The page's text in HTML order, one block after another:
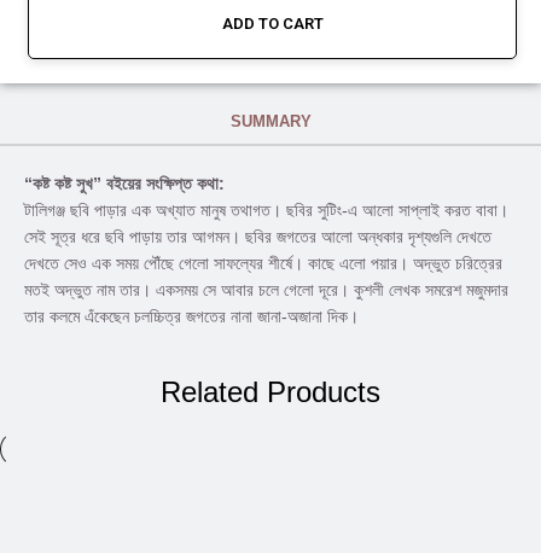
ADD TO CART
SUMMARY
“কষ্ট কষ্ট সুখ” বইয়ের সংক্ষিপ্ত কথা:
টালিগঞ্জ ছবি পাড়ার এক অখ্যাত মানুষ তথাগত। ছবির সুটিং-এ আলো সাপ্লাই করত বাবা।
সেই সূত্র ধরে ছবি পাড়ায় তার আগমন। ছবির জগতের আলো অন্ধকার দৃশ্যগুলি দেখতে
দেখতে সেও এক সময় পৌঁছে গেলো সাফল্যের শীর্ষে। কাছে এলো পয়ার। অদ্ভুত চরিত্রের
মতই অদ্ভুত নাম তার। একসময় সে আবার চলে গেলো দূরে। কুশলী লেখক সমরেশ মজুমদার
তার কলমে এঁকেছেন চলচ্চিত্র জগতের নানা জানা-অজানা দিক।
Related Products